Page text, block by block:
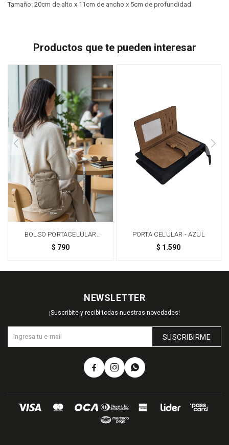
Tamaño: 20cm de alto x 11cm de ancho x 5cm de profundidad.
Productos que te pueden interesar
BOLSO PORTACELULAR
CROSSBODY - BEIGE
$ 790
PORTA CELULAR - AZUL
$ 1.590
NEWSLETTER
¡Suscribite y recibí todas nuestras novedades!
SUSCRIBIRME
  